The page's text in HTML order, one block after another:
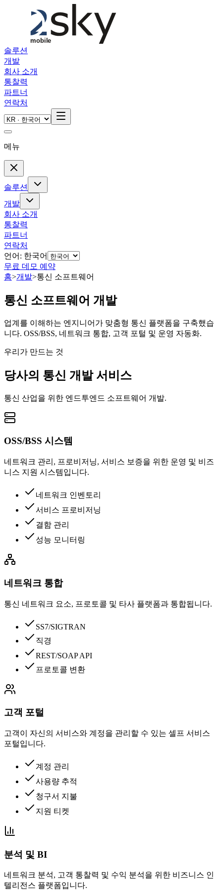
Skip to main content
솔루션
개발
회사 소개
통찰력
파트너
연락처
메뉴
솔루션
개발
회사 소개
통찰력
파트너
연락처
언어: 한국어
무료 데모 예약
홈>개발>통신 소프트웨어
통신 소프트웨어 개발
업계를 이해하는 엔지니어가 맞춤형 통신 플랫폼을 구축했습
니다. OSS/BSS, 네트워크 통합, 고객 포털 및 운영 자동화.
우리가 만드는 것
당사의 통신 개발 서비스
통신 산업을 위한 엔드투엔드 소프트웨어 개발.
OSS/BSS 시스템
네트워크 관리, 프로비저닝, 서비스 보증을 위한 운영 및 비즈
니스 지원 시스템입니다.
네트워크 인벤토리
서비스 프로비저닝
결함 관리
성능 모니터링
네트워크 통합
통신 네트워크 요소, 프로토콜 및 타사 플랫폼과 통합됩니다.
SS7/SIGTRAN
직경
REST/SOAP API
프로토콜 변환
고객 포털
고객이 자신의 서비스와 계정을 관리할 수 있는 셀프 서비스
포털입니다.
계정 관리
사용량 추적
청구서 지불
지원 티켓
분석 및 BI
네트워크 분석, 고객 통찰력 및 수익 분석을 위한 비즈니스 인
텔리전스 플랫폼입니다.